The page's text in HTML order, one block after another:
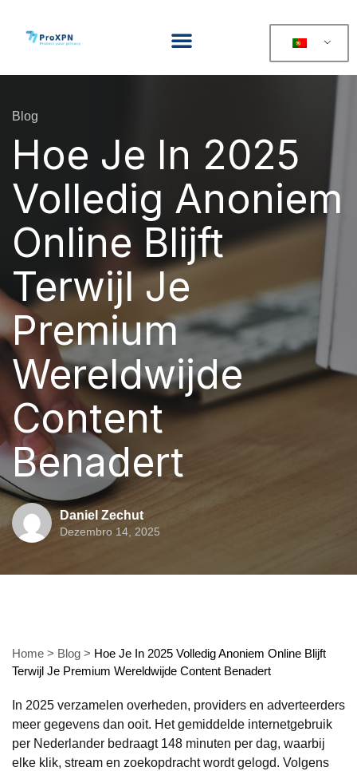
Blog
Hoe Je In 2025
Volledig Anoniem
Online Blijft
Terwijl Je
Premium
Wereldwijde
Content
Benadert
Daniel Zechut
Dezembro 14, 2025
Home > Blog > Hoe Je In 2025 Volledig Anoniem Online Blijft
Terwijl Je Premium Wereldwijde Content Benadert
In 2025 verzamelen overheden, providers en adverteerders
meer gegevens dan ooit. Het gemiddelde internetgebruik
per Nederlander bedraagt 148 minuten per dag, waarbij
elke klik, stream en zoekopdracht wordt gelogd. Volgens